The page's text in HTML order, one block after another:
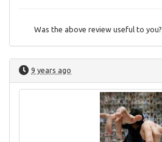
Was the above review useful to you?
9 years ago